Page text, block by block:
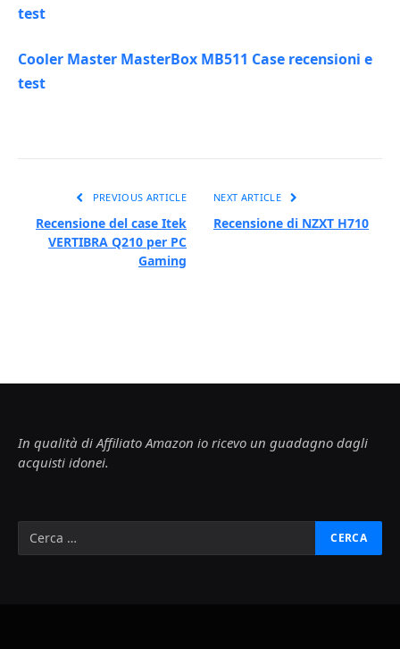
test
Cooler Master MasterBox MB511 Case recensioni e
test
PREVIOUS ARTICLE
Recensione del case Itek
VERTIBRA Q210 per PC
Gaming
NEXT ARTICLE
Recensione di NZXT H710
In qualità di Affiliato Amazon io ricevo un guadagno dagli
acquisti idonei.